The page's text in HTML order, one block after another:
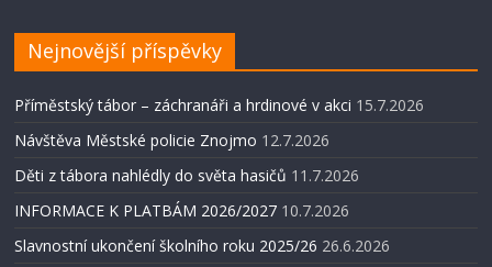
Nejnovější příspěvky
Příměstský tábor – záchranáři a hrdinové v akci 15.7.2026
Návštěva Městské policie Znojmo 12.7.2026
Děti z tábora nahlédly do světa hasičů 11.7.2026
INFORMACE K PLATBÁM 2026/2027 10.7.2026
Slavnostní ukončení školního roku 2025/26 26.6.2026